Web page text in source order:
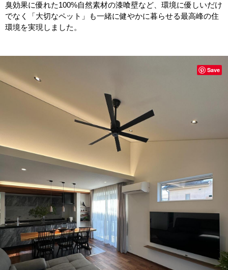
臭効果に優れた100%自然素材の漆喰壁など、環境に優しいだけ
でなく「大切なペット」も一緒に健やかに暮らせる最高峰の住
環境を実現しました。
Save